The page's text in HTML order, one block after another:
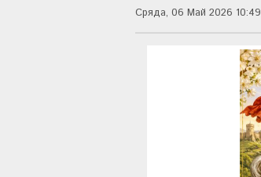
Сряда, 06 Май 2026 10:49